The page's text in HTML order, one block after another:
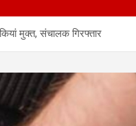
मुक्त, संचालक गिरफ्तार